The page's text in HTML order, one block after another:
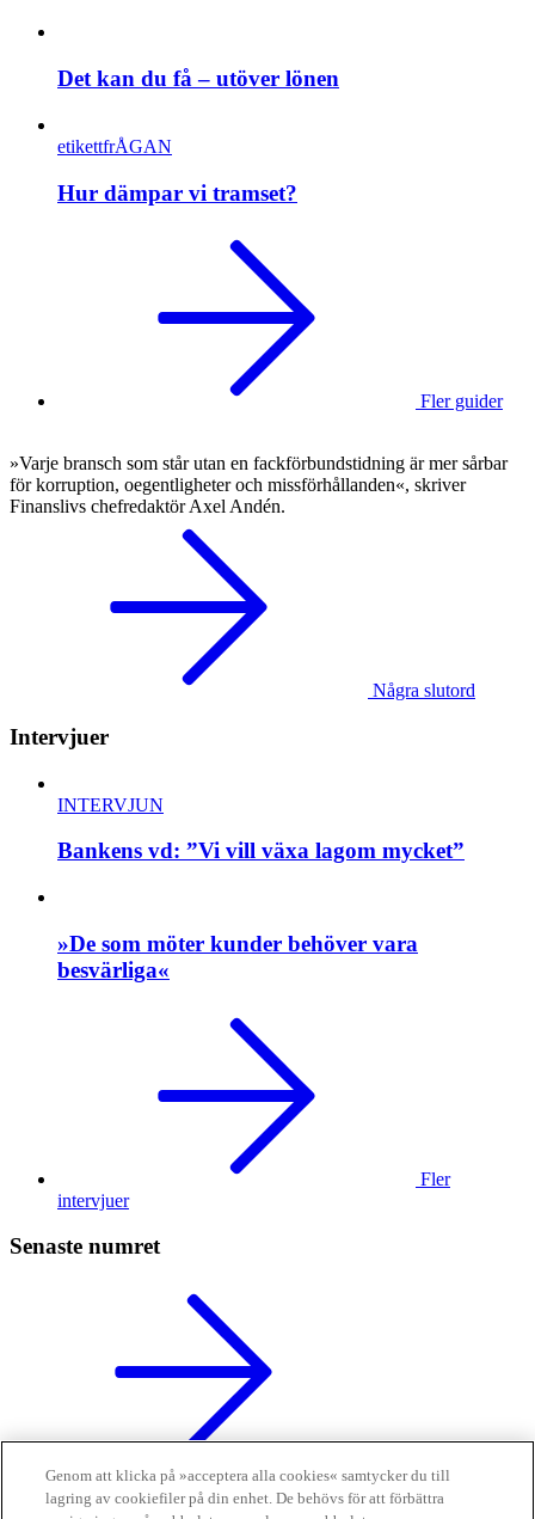
Det kan du få – utöver lönen
etikettfrÅGAN
Hur dämpar vi tramset?
Fler guider
»Varje bransch som står utan en fackförbundstidning är mer sårbar
för korruption, oegentligheter och missförhållanden«, skriver
Finanslivs chefredaktör Axel Andén.
Några slutord
Intervjuer
INTERVJUN
Bankens vd: ”Vi vill växa lagom mycket”
»De som möter kunder behöver vara
besvärliga«
Fler
intervjuer
Senaste numret
digitaltGenom att klicka på »acceptera alla cookies« samtycker du till
lagring av cookiefiler på din enhet. De behövs för att förbättra